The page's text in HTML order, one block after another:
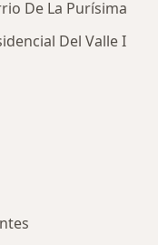
De La Purísima
Del Valle I